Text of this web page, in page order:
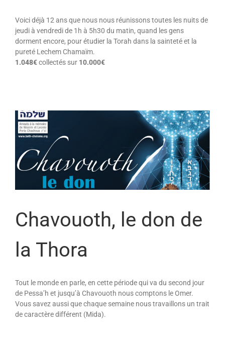
Voici déjà 12 ans que nous nous réunissons toutes les nuits de
jeudi à vendredi de 1h à 5h30 du matin, quand les gens
dorment encore, pour étudier la Torah dans la sainteté et la
pureté Lechem Chamaïm.
1.048€collectés sur 10.000€
Chavouoth, le don de
la Thora
Tout le monde en parle, en cette période qui va du second jour
de Pessa’h et jusqu’à Chavouoth nous comptons le Omer.
Vous savez aussi que chaque semaine nous travaillons un trait
de caractère différent (Mida).